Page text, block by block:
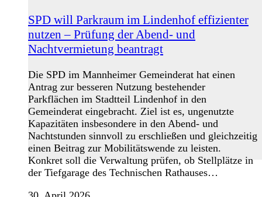
SPD will Parkraum im Lindenhof effizienter
nutzen – Prüfung der Abend- und
Nachtvermietung beantragt
Die SPD im Mannheimer Gemeinderat hat einen
Antrag zur besseren Nutzung bestehender
Parkflächen im Stadtteil Lindenhof in den
Gemeinderat eingebracht. Ziel ist es, ungenutzte
Kapazitäten insbesondere in den Abend- und
Nachtstunden sinnvoll zu erschließen und gleichzeitig
einen Beitrag zur Mobilitätswende zu leisten.
Konkret soll die Verwaltung prüfen, ob Stellplätze in
der Tiefgarage des Technischen Rathauses…